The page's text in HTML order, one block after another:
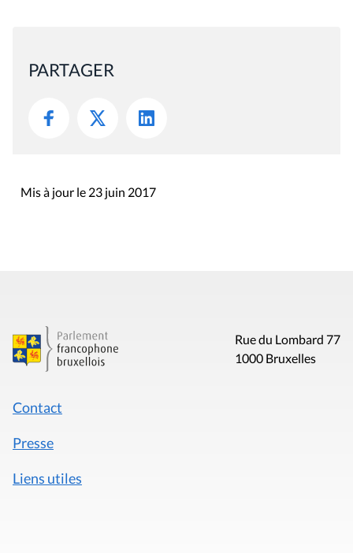
PARTAGER
Mis à jour le 23 juin 2017
Rue du Lombard 77
1000 Bruxelles
Contact
Presse
Liens utiles